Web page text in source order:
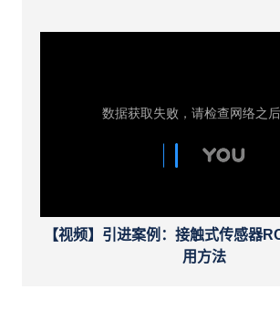
【视频】引进案例：接触式传感器
用方法